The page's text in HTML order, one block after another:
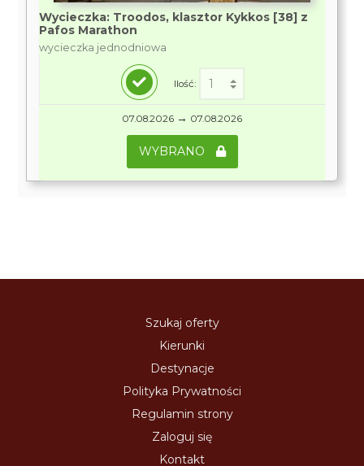
Wycieczka: Troodos, klasztor Kykkos [38] z
Pafos Marathon
wycieczka jednodniowa
Ilość:
07.08.2026 → 07.08.2026
WYBRANO
Szukaj oferty
Kierunki
Destynacje
Polityka Prywatności
Regulamin strony
Zaloguj się
Kontakt